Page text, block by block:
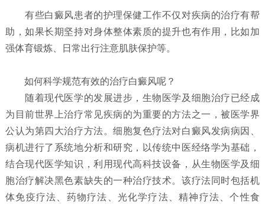
有些白癜风患者的护理保健工作不仅对疾病的治疗有帮
助，如果长期坚持对身体整体素质的提升也有作用，比如加
强体育锻炼、日常出行注意肌肤保护等。
如何科学规范有效的治疗白癜风呢？
随着现代医学的发展进步，生物医学及细胞治疗已经成
为目前世界上治疗常见疾病的为重要的方法之一，被医学界
公认为第四大治疗方法。细胞复色疗法对白癜风发病病因、
病机进行了系统地分析和研究，以传统中医经络学为基础，
结合现代医学知识，利用现代高科技设备，从生物医学及细
胞治疗解决黑色素缺失的一种治疗技术。该疗法同时包括机
体免疫疗法、药物疗法、光化学疗法、精神疗法、个性食